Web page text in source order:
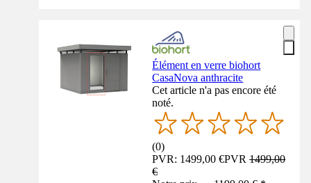
Élément en verre biohort
CasaNova anthracite
Cet article n'a pas encore été
noté.
(0)
PVR: 1499,00 €PVR1499,00
€